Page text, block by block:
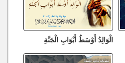
الْوَالِدُ أَوْسَطُ أَبْوَابِ الْجَنَّةِ